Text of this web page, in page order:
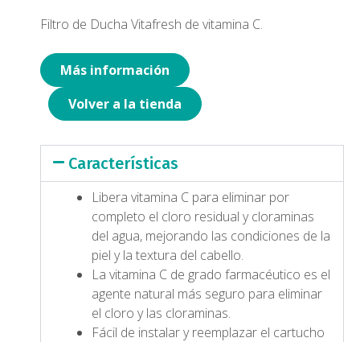
Filtro de Ducha Vitafresh de vitamina C.
Más información
Volver a la tienda
Características
Libera vitamina C para eliminar por
completo el cloro residual y cloraminas
del agua, mejorando las condiciones de la
piel y la textura del cabello.
La vitamina C de grado farmacéutico es el
agente natural más seguro para eliminar
el cloro y las cloraminas.
Fácil de instalar y reemplazar el cartucho